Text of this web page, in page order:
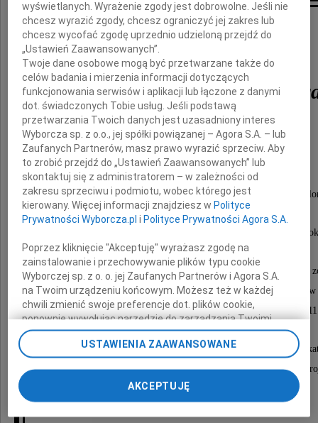
Taissa Krystyna
z domu Młynar
Najukochańsza Mama, Babcia i Siostra
Wieloletni nauczyciel akademicki Uniwersytetu
Przeżywszy lat 76, zmarła dnia 3 grudnia 2020
Msza św. żałobna przy prochach Zmarłej odprawiona
w piątek, dnia 11 grudnia 2020 roku o godzinie 10.30 w
pw. Św. Anny w Krakowie, przy ul. św. Anny
Ceremonia pogrzebowa odbędzie się w Cerkwi
pw. Św. Apostołów Piotra i Pawła w Krynicy-
po czym nastąpi odprowadzenie Zmarłej
wyświetlanych. Wyrażenie zgody jest dobrowolne. Jeśli nie
chcesz wyrazić zgody, chcesz ograniczyć jej zakres lub
chcesz wycofać zgodę uprzednio udzieloną przejdź do
„Ustawień Zaawansowanych”.
Twoje dane osobowe mogą być przetwarzane także do
celów badania i mierzenia informacji dotyczących
funkcjonowania serwisów i aplikacji lub łączone z danymi
dot. świadczonych Tobie usług. Jeśli podstawą
przetwarzania Twoich danych jest uzasadniony interes
Wyborcza sp. z o.o., jej spółki powiązanej – Agora S.A. – lub
Zaufanych Partnerów, masz prawo wyrazić sprzeciw. Aby
to zrobić przejdź do „Ustawień Zaawansowanych” lub
skontaktuj się z administratorem – w zależności od
zakresu sprzeciwu i podmiotu, wobec którego jest
kierowany. Więcej informacji znajdziesz w Polityce
Prywatności Wyborcza.pl i Polityce Prywatności Agora S.A.
Poprzez kliknięcie "Akceptuję" wyrażasz zgodę na
zainstalowanie i przechowywanie plików typu cookie
Wyborczej sp. z o. o. jej Zaufanych Partnerów i Agora S.A.
na Twoim urządzeniu końcowym. Możesz też w każdej
chwili zmienić swoje preferencje dot. plików cookie,
ponownie wywołując narzędzie do zarządzania Twoimi
preferencjami dot. przetwarzania danych poprzez
odnośnik „Ustawienia prywatności” w stopce serwisu i
przechodząc do sekcji „Ustawienia zaawansowane”.
Zmiana ustawień plików cookie możliwa jest także za
pomocą ustawień przeglądarki.
My, nasi Zaufani Partnerzy i Agora S.A. możemy
USTAWIENIA ZAAWANSOWANE
AKCEPTUJĘ